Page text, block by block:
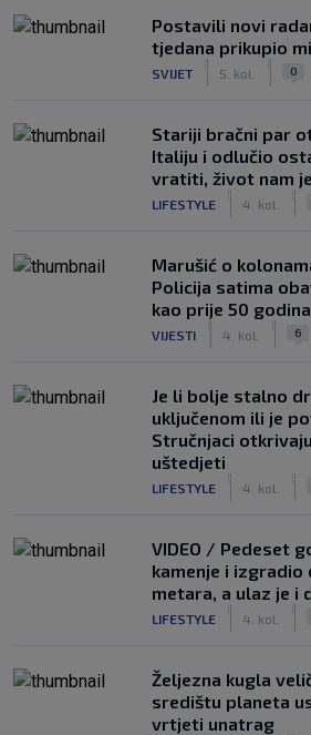
Postavili novi
tjedana prikupio
SVIJET 5. kol. 0
Stariji bračni par
Italiju i odlučio
vratiti, život nam
LIFESTYLE 4. kol.
Marušić o
Policija satima
kao prije 50
VIJESTI 4. kol. 6
Je li bolje stalno
uključenom ili je
Stručnjaci
uštedjeti
LIFESTYLE 4. kol.
VIDEO / Pedeset
kamenje i izgradio
metara, a ulaz je i
LIFESTYLE 4. kol.
Željezna kugla
središtu planeta
vrtjeti unatrag